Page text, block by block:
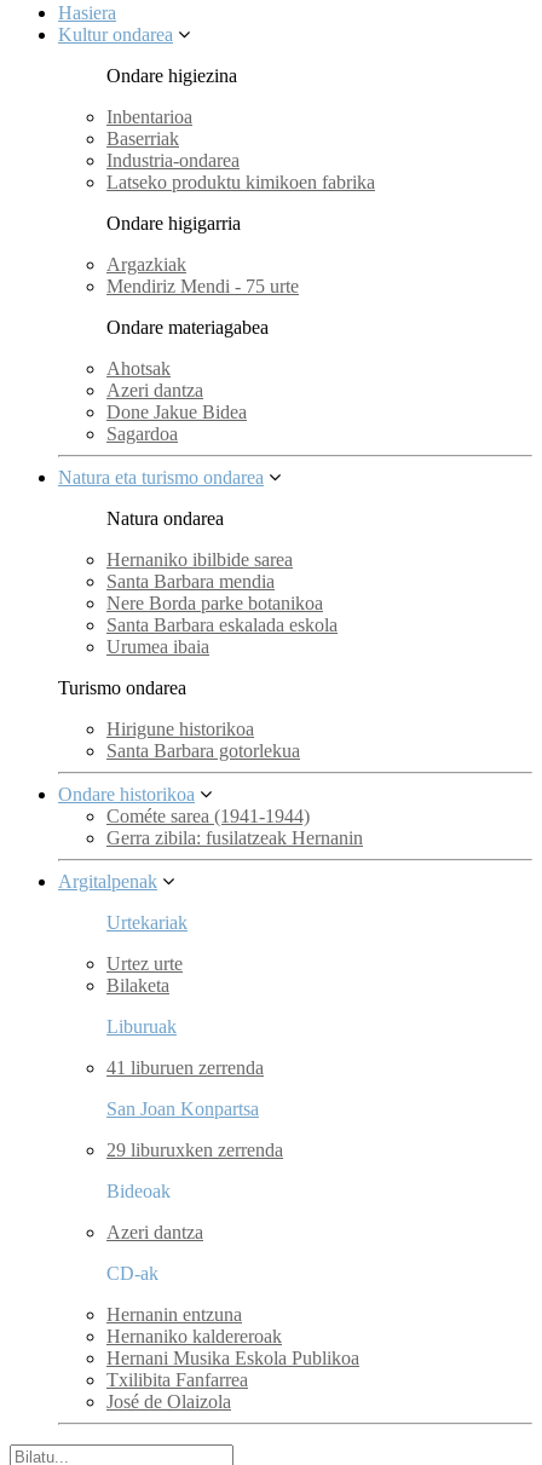
Hasiera
Kultur ondarea
Ondare higiezina
Inbentarioa
Baserriak
Industria-ondarea
Latseko produktu kimikoen fabrika
Ondare higigarria
Argazkiak
Mendiriz Mendi - 75 urte
Ondare materiagabea
Ahotsak
Azeri dantza
Done Jakue Bidea
Sagardoa
Natura eta turismo ondarea
Natura ondarea
Hernaniko ibilbide sarea
Santa Barbara mendia
Nere Borda parke botanikoa
Santa Barbara eskalada eskola
Urumea ibaia
Turismo ondarea
Hirigune historikoa
Santa Barbara gotorlekua
Ondare historikoa
Cométe sarea (1941-1944)
Gerra zibila: fusilatzeak Hernanin
Argitalpenak
Urtekariak
Urtez urte
Bilaketa
Liburuak
41 liburuen zerrenda
San Joan Konpartsa
29 liburuxken zerrenda
Bideoak
Azeri dantza
CD-ak
Hernanin entzuna
Hernaniko kaldereroak
Hernani Musika Eskola Publikoa
Txilibita Fanfarrea
José de Olaizola